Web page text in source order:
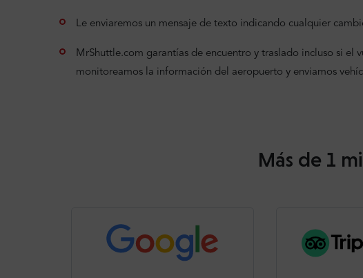
Le enviaremos un mensaje de texto indicando cualquier
MrShuttle.com garantías de encuentro y traslado incluso si el
monitoreamos la información del aeropuerto y enviamos
Más de 1